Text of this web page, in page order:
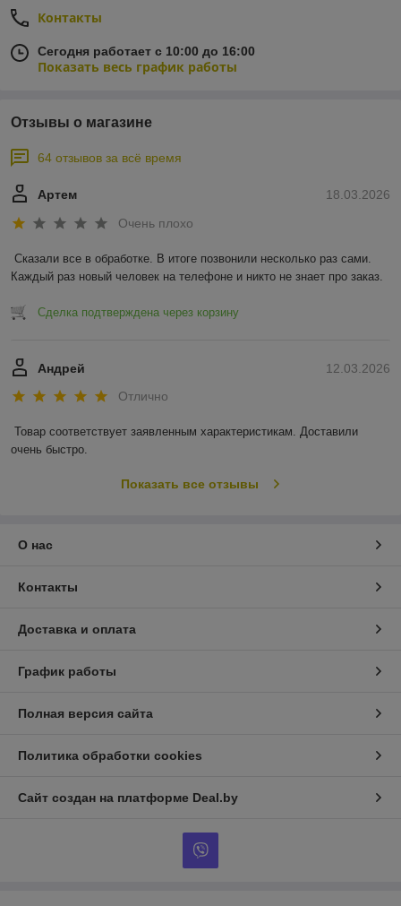
Контакты
Сегодня работает с 10:00 до 16:00
Показать весь график работы
Отзывы о магазине
64 отзывов за всё время
18.03.2026
Артем
Очень плохо
Сказали все в обработке. В итоге позвонили несколько раз сами.
Каждый раз новый человек на телефоне и никто не знает про заказ.
Сделка подтверждена через корзину
12.03.2026
Андрей
Отлично
Товар соответствует заявленным характеристикам. Доставили
очень быстро.
Показать все отзывы
О нас
Контакты
Доставка и оплата
График работы
Полная версия сайта
Политика обработки cookies
Сайт создан на платформе Deal.by